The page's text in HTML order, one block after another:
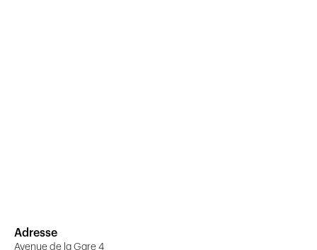
Adresse
Avenue de la Gare 4